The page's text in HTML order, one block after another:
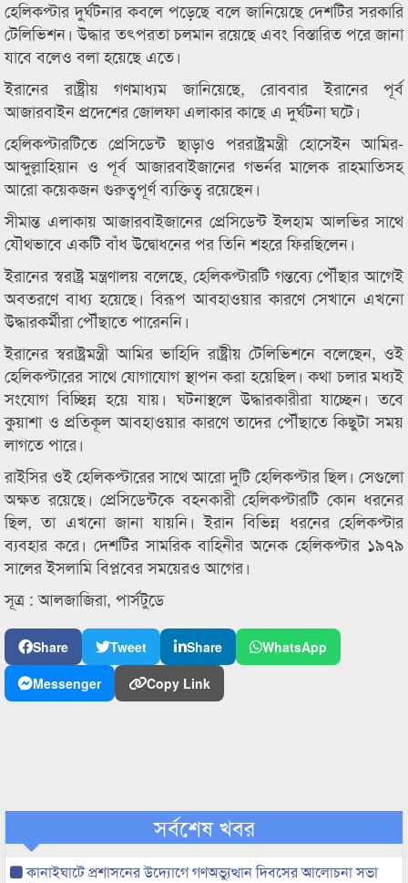
হেলিকপ্টার দুর্ঘটনার কবলে পড়েছে বলে জানিয়েছে দেশটির সরকারি
টেলিভিশন। উদ্ধার তৎপরতা চলমান রয়েছে এবং বিস্তারিত পরে জানা
যাবে বলেও বলা হয়েছে এতে।
ইরানের রাষ্ট্রীয় গণমাধ্যম জানিয়েছে, রোববার ইরানের পূর্ব
আজারবাইন প্রদেশের জোলফা এলাকার কাছে এ দুর্ঘটনা ঘটে।
হেলিকপ্টারটিতে প্রেসিডেন্ট ছাড়াও পররাষ্ট্রমন্ত্রী হোসেইন আমির-
আব্দুল্লাহিয়ান ও পূর্ব আজারবাইজানের গভর্নর মালেক রাহমাতিসহ
আরো কয়েকজন গুরুত্বপূর্ণ ব্যক্তিত্ব রয়েছেন।
সীমান্ত এলাকায় আজারবাইজানের প্রেসিডেন্ট ইলহাম আলভির সাথে
যৌথভাবে একটি বাঁধ উদ্বোধনের পর তিনি শহরে ফিরছিলেন।
ইরানের স্বরাষ্ট্র মন্ত্রণালয় বলেছে, হেলিকপ্টারটি গন্তব্যে পৌঁছার আগেই
অবতরণে বাধ্য হয়েছে। বিরূপ আবহাওয়ার কারণে সেখানে এখনো
উদ্ধারকর্মীরা পৌঁছাতে পারেননি।
ইরানের স্বরাষ্ট্রমন্ত্রী আমির ভাহিদি রাষ্ট্রীয় টেলিভিশনে বলেছেন, ওই
হেলিকপ্টারের সাথে যোগাযোগ স্থাপন করা হয়েছিল। কথা চলার মধ্যই
সংযোগ বিচ্ছিন্ন হয়ে যায়। ঘটনাস্থলে উদ্ধারকারীরা যাচ্ছেন। তবে
কুয়াশা ও প্রতিকূল আবহাওয়ার কারণে তাদের পৌঁছাতে কিছুটা সময়
লাগতে পারে।
রাইসির ওই হেলিকপ্টারের সাথে আরো দুটি হেলিকপ্টার ছিল। সেগুলো
অক্ষত রয়েছে। প্রেসিডেন্টকে বহনকারী হেলিকপ্টারটি কোন ধরনের
ছিল, তা এখনো জানা যায়নি। ইরান বিভিন্ন ধরনের হেলিকপ্টার
ব্যবহার করে। দেশটির সামরিক বাহিনীর অনেক হেলিকপ্টার ১৯৭৯
সালের ইসলামি বিপ্লবের সময়েরও আগের।
সূত্র : আলজাজিরা, পার্সটুডে
Share Tweet Share
WhatsApp
Messenger
Copy Link
সর্বশেষ খবর
কানাইঘাটে প্রশাসনের উদ্যোগে গণঅভ্যুত্থান দিবসের আলোচনা সভা